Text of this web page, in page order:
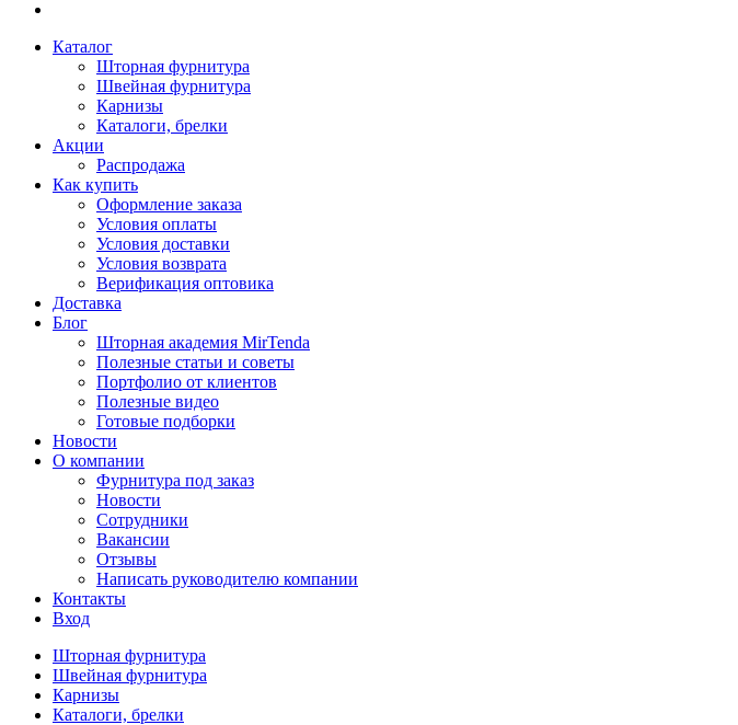
Каталог
Шторная фурнитура
Швейная фурнитура
Карнизы
Каталоги, брелки
Акции
Распродажа
Как купить
Оформление заказа
Условия оплаты
Условия доставки
Условия возврата
Верификация оптовика
Доставка
Блог
Шторная академия MirTenda
Полезные статьи и советы
Портфолио от клиентов
Полезные видео
Готовые подборки
Новости
О компании
Фурнитура под заказ
Новости
Сотрудники
Вакансии
Отзывы
Написать руководителю компании
Контакты
Вход
Шторная фурнитура
Швейная фурнитура
Карнизы
Каталоги, брелки